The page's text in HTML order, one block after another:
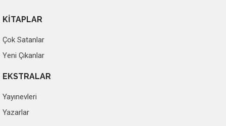
KİTAPLAR
Çok Satanlar
Yeni Çıkanlar
EKSTRALAR
Yayınevleri
Yazarlar